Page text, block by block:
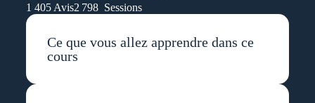
1 405 Avis2 798 Sessions
Ce que vous allez apprendre dans ce
cours